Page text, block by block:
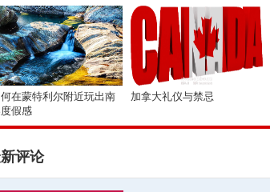
在蒙特利尔附近玩出南
假感
加拿大礼仪与禁忌
评论